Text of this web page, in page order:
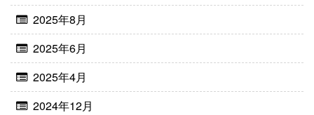
2025年8月
2025年6月
2025年4月
2024年12月